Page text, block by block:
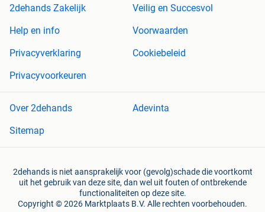
2dehands Zakelijk
Veilig en Succesvol
Help en info
Voorwaarden
Privacyverklaring
Cookiebeleid
Privacyvoorkeuren
Over 2dehands
Adevinta
Sitemap
2dehands is niet aansprakelijk voor (gevolg)schade die voortkomt
uit het gebruik van deze site, dan wel uit fouten of ontbrekende
functionaliteiten op deze site.
Copyright © 2026 Marktplaats B.V. Alle rechten voorbehouden.